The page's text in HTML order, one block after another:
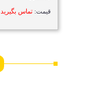
قیمت: تماس بگیرید